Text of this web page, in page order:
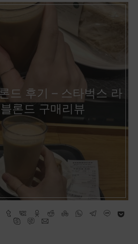
드 후기 – 스타벅스 라
론드 구매리뷰